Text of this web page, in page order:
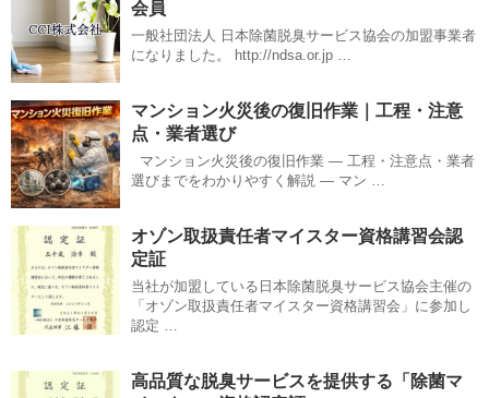
会員
一般社団法人 日本除菌脱臭サービス協会の加盟事業者
になりました。 http://ndsa.or.jp …
マンション火災後の復旧作業｜工程・注意
点・業者選び
マンション火災後の復旧作業 ― 工程・注意点・業者
選びまでをわかりやすく解説 ― マン …
オゾン取扱責任者マイスター資格講習会認
定証
当社が加盟している日本除菌脱臭サービス協会主催の
「オゾン取扱責任者マイスター資格講習会」に参加し
認定 …
高品質な脱臭サービスを提供する「除菌マ